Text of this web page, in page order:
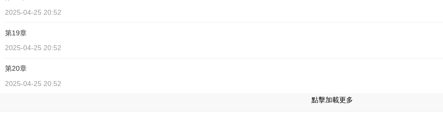
2025-04-25 20:52
第19章
2025-04-25 20:52
第20章
2025-04-25 20:52
點擊加載更多